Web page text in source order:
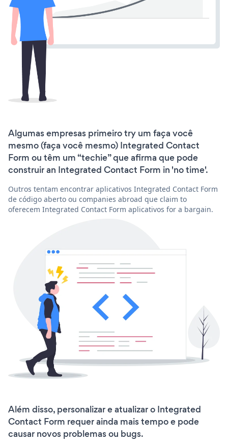
Algumas empresas primeiro try um faça você
mesmo (faça você mesmo) Integrated Contact
Form ou têm um “techie” que afirma que pode
construir an Integrated Contact Form in 'no time'.
Outros tentam encontrar aplicativos Integrated Contact Form
de código aberto ou companies abroad que claim to
oferecem Integrated Contact Form aplicativos for a bargain.
Além disso, personalizar e atualizar o Integrated
Contact Form requer ainda mais tempo e pode
causar novos problemas ou bugs.